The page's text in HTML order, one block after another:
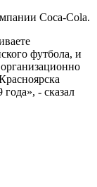
Coca-Cola.
футбола, и
- сказал